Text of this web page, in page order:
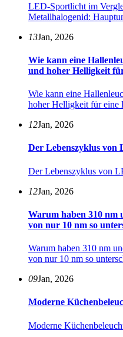
LED-Sportlicht im
Metallhalogenid:
13Jan, 2026
Wie kann eine
und hoher Helligkeit
Wie kann eine
hoher Helligkeit für eine
12Jan, 2026
Der Lebenszyklus
Der Lebenszyklus von
12Jan, 2026
Warum haben 310 nm
von nur 10 nm so
Warum haben 310 nm
von nur 10 nm so
09Jan, 2026
Moderne
Moderne